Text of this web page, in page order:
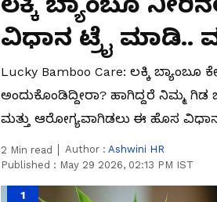
ವಿಧಾನ ಟ್ರೈ ಮಾಡಿ..
Lucky Bamboo Care: ಲಕ್ಕಿ ಬ್ಯಾಂಬೂ
ಅಂದುಕೊಂಡಿದ್ದೀರಾ? ಹಾಗಿದ್ದರೆ ನಿಮ್ಮ
ಮತ್ತು ಆರೋಗ್ಯವಾಗಿಡಲು ಈ ಹೊಸ
2 Min read Author : Ashwini HR
Published : May 29 2026, 02:13 PM IST
1